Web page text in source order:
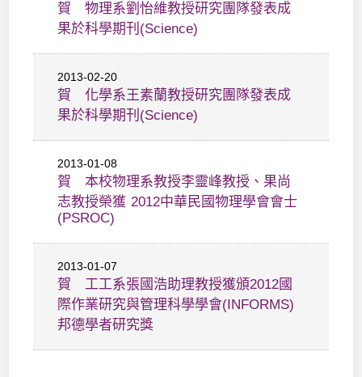
賀 物理系劉怡維教授研究團隊發表成
果於科學期刊(Science)
2013-02-20
賀 化學系王素蘭教授研究團隊發表成
果於科學期刊(Science)
2013-01-08
賀 本校物理系教授李靈峰教授、果尚
志教授榮獲 2012中華民國物理學會會士
(PSROC)
2013-01-07
賀 工工系張國浩助理教授獲頒2012國
際作業研究與管理科學學會(INFORMS)
邦德學者研究獎